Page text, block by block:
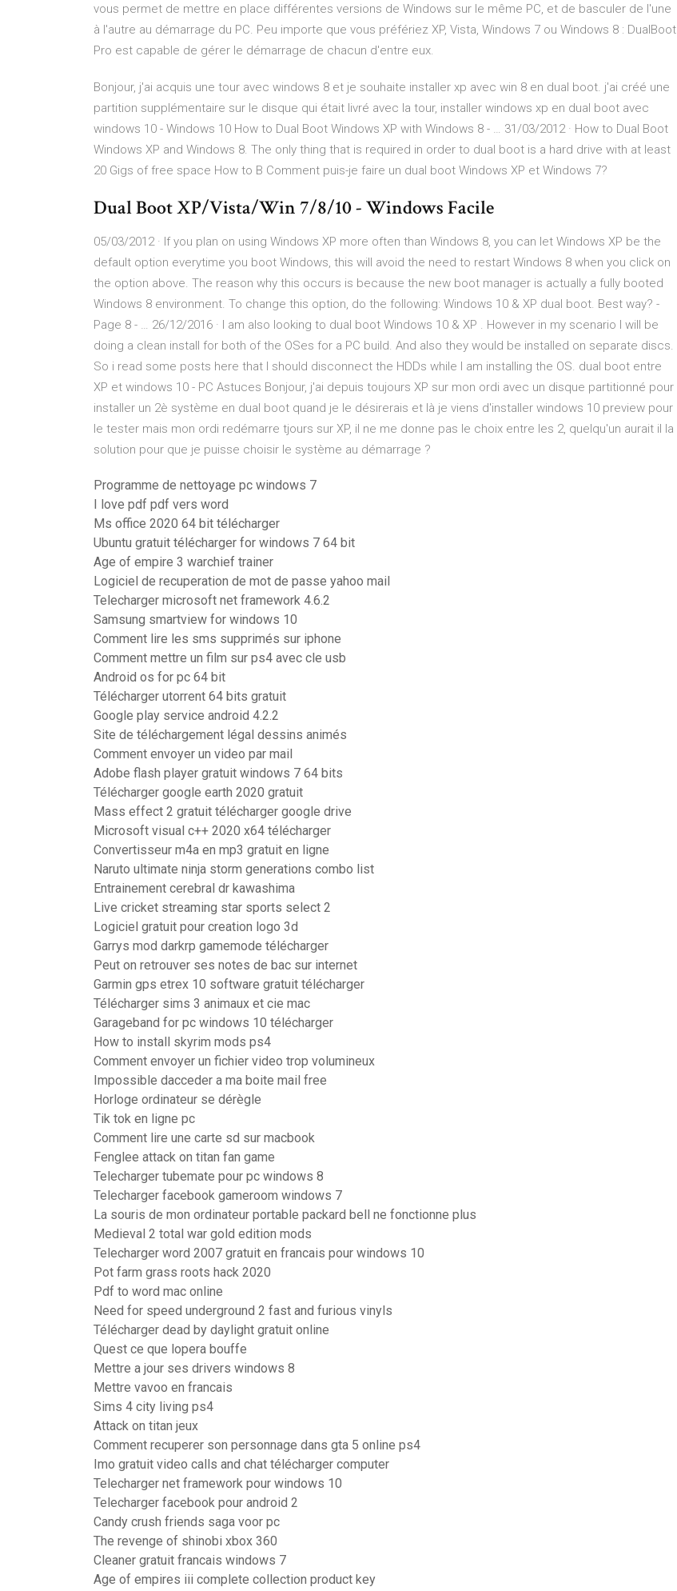
vous permet de mettre en place différentes versions de Windows sur le même PC, et de basculer de l'une
à l'autre au démarrage du PC. Peu importe que vous préfériez XP, Vista, Windows 7 ou Windows 8 : DualBoot
Pro est capable de gérer le démarrage de chacun d'entre eux.
Bonjour, j'ai acquis une tour avec windows 8 et je souhaite installer xp avec win 8 en dual boot. j'ai créé une
partition supplémentaire sur le disque qui était livré avec la tour, installer windows xp en dual boot avec
windows 10 - Windows 10 How to Dual Boot Windows XP with Windows 8 - … 31/03/2012 · How to Dual Boot
Windows XP and Windows 8. The only thing that is required in order to dual boot is a hard drive with at least
20 Gigs of free space How to B Comment puis-je faire un dual boot Windows XP et Windows 7?
Dual Boot XP/Vista/Win 7/8/10 - Windows Facile
05/03/2012 · If you plan on using Windows XP more often than Windows 8, you can let Windows XP be the
default option everytime you boot Windows, this will avoid the need to restart Windows 8 when you click on
the option above. The reason why this occurs is because the new boot manager is actually a fully booted
Windows 8 environment. To change this option, do the following: Windows 10 & XP dual boot. Best way? -
Page 8 - … 26/12/2016 · I am also looking to dual boot Windows 10 & XP . However in my scenario I will be
doing a clean install for both of the OSes for a PC build. And also they would be installed on separate discs.
So i read some posts here that I should disconnect the HDDs while I am installing the OS. dual boot entre
XP et windows 10 - PC Astuces Bonjour, j'ai depuis toujours XP sur mon ordi avec un disque partitionné pour
installer un 2è système en dual boot quand je le désirerais et là je viens d'installer windows 10 preview pour
le tester mais mon ordi redémarre tjours sur XP, il ne me donne pas le choix entre les 2, quelqu'un aurait il la
solution pour que je puisse choisir le système au démarrage ?
Programme de nettoyage pc windows 7
I love pdf pdf vers word
Ms office 2020 64 bit télécharger
Ubuntu gratuit télécharger for windows 7 64 bit
Age of empire 3 warchief trainer
Logiciel de recuperation de mot de passe yahoo mail
Telecharger microsoft net framework 4.6.2
Samsung smartview for windows 10
Comment lire les sms supprimés sur iphone
Comment mettre un film sur ps4 avec cle usb
Android os for pc 64 bit
Télécharger utorrent 64 bits gratuit
Google play service android 4.2.2
Site de téléchargement légal dessins animés
Comment envoyer un video par mail
Adobe flash player gratuit windows 7 64 bits
Télécharger google earth 2020 gratuit
Mass effect 2 gratuit télécharger google drive
Microsoft visual c++ 2020 x64 télécharger
Convertisseur m4a en mp3 gratuit en ligne
Naruto ultimate ninja storm generations combo list
Entrainement cerebral dr kawashima
Live cricket streaming star sports select 2
Logiciel gratuit pour creation logo 3d
Garrys mod darkrp gamemode télécharger
Peut on retrouver ses notes de bac sur internet
Garmin gps etrex 10 software gratuit télécharger
Télécharger sims 3 animaux et cie mac
Garageband for pc windows 10 télécharger
How to install skyrim mods ps4
Comment envoyer un fichier video trop volumineux
Impossible dacceder a ma boite mail free
Horloge ordinateur se dérègle
Tik tok en ligne pc
Comment lire une carte sd sur macbook
Fenglee attack on titan fan game
Telecharger tubemate pour pc windows 8
Telecharger facebook gameroom windows 7
La souris de mon ordinateur portable packard bell ne fonctionne plus
Medieval 2 total war gold edition mods
Telecharger word 2007 gratuit en francais pour windows 10
Pot farm grass roots hack 2020
Pdf to word mac online
Need for speed underground 2 fast and furious vinyls
Télécharger dead by daylight gratuit online
Quest ce que lopera bouffe
Mettre a jour ses drivers windows 8
Mettre vavoo en francais
Sims 4 city living ps4
Attack on titan jeux
Comment recuperer son personnage dans gta 5 online ps4
Imo gratuit video calls and chat télécharger computer
Telecharger net framework pour windows 10
Telecharger facebook pour android 2
Candy crush friends saga voor pc
The revenge of shinobi xbox 360
Cleaner gratuit francais windows 7
Age of empires iii complete collection product key